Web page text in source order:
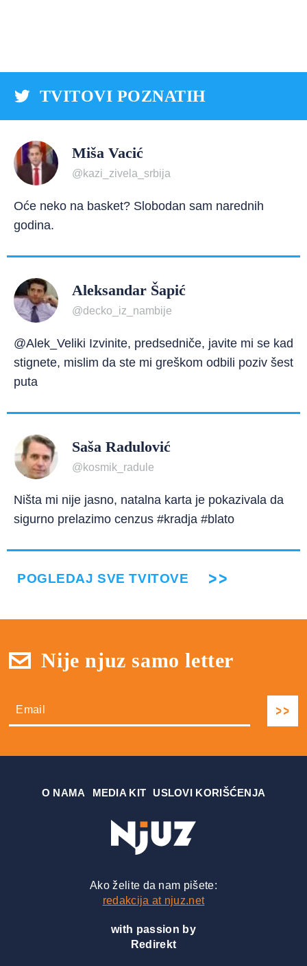
TVITOVI POZNATIH
Miša Vacić
@kazi_zivela_srbija
Oće neko na basket? Slobodan sam narednih
godina.
Aleksandar Šapić
@decko_iz_nambije
@Alek_Veliki Izvinite, predsedniče, javite mi se kad
stignete, mislim da ste mi greškom odbili poziv šest
puta
Saša Radulović
@kosmik_radule
Ništa mi nije jasno, natalna karta je pokazivala da
sigurno prelazimo cenzus #kradja #blato
POGLEDAJ SVE TVITOVE
Nije njuz samo letter
О NAMA MEDIA KIT USLOVI KORIŠĆENJA
Ako želite da nam pišete:
redakcija at njuz.net
with passion by
Redirekt